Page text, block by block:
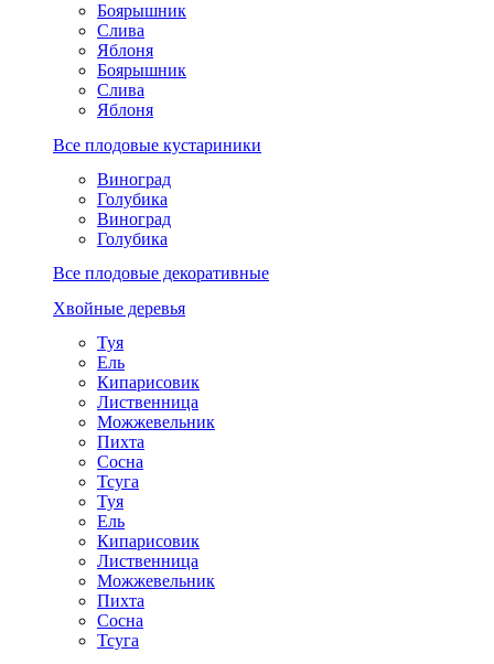
Боярышник
Слива
Яблоня
Боярышник
Слива
Яблоня
Все плодовые кустариники
Виноград
Голубика
Виноград
Голубика
Все плодовые декоративные
Хвойные деревья
Туя
Ель
Кипарисовик
Лиственница
Можжевельник
Пихта
Сосна
Тсуга
Туя
Ель
Кипарисовик
Лиственница
Можжевельник
Пихта
Сосна
Тсуга